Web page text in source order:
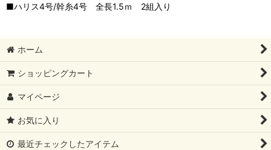
■ハリス4号/幹糸4号 全長1.5ｍ 2組入り
ホーム
ショッピングカート
マイページ
お気に入り
最近チェックしたアイテム